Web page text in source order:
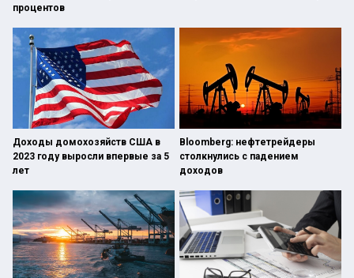
процентов
Доходы домохозяйств США в
2023 году выросли впервые за 5
лет
Bloomberg: нефтетрейдеры
столкнулись с падением
доходов